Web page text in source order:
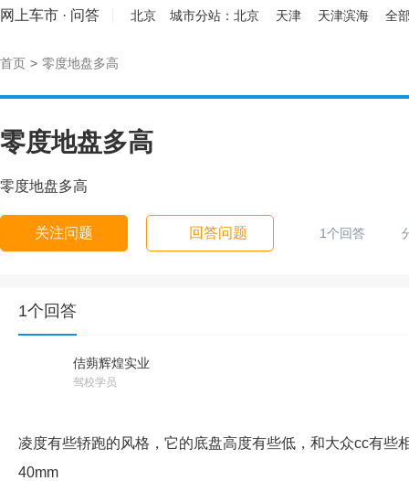
网上车市 · 问答 北京 城市分站： 北京 天津 天津滨海 全
首页 > 零度地盘多高
零度地盘多高
零度地盘多高
关注问题 回答问题 1个回答
1个回答
佶蒴辉煌实业
驾校学员
凌度有些轿跑的风格，它的底盘高度有些低，和大众cc有些
40mm